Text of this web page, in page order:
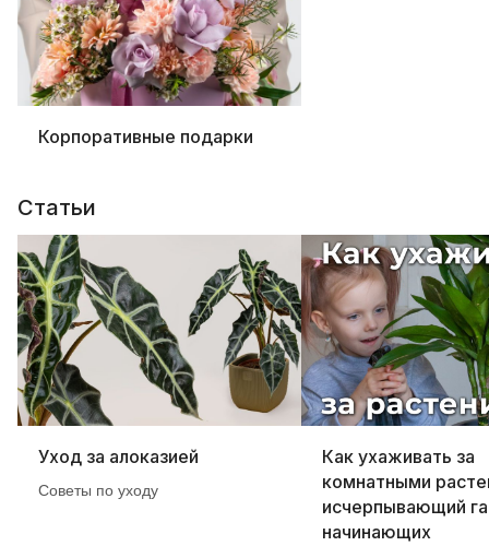
Корпоративные подарки
Статьи
Уход за алоказией
Советы по уходу
Как ухаживать за
комнатными
исчерпывающий
начинающих